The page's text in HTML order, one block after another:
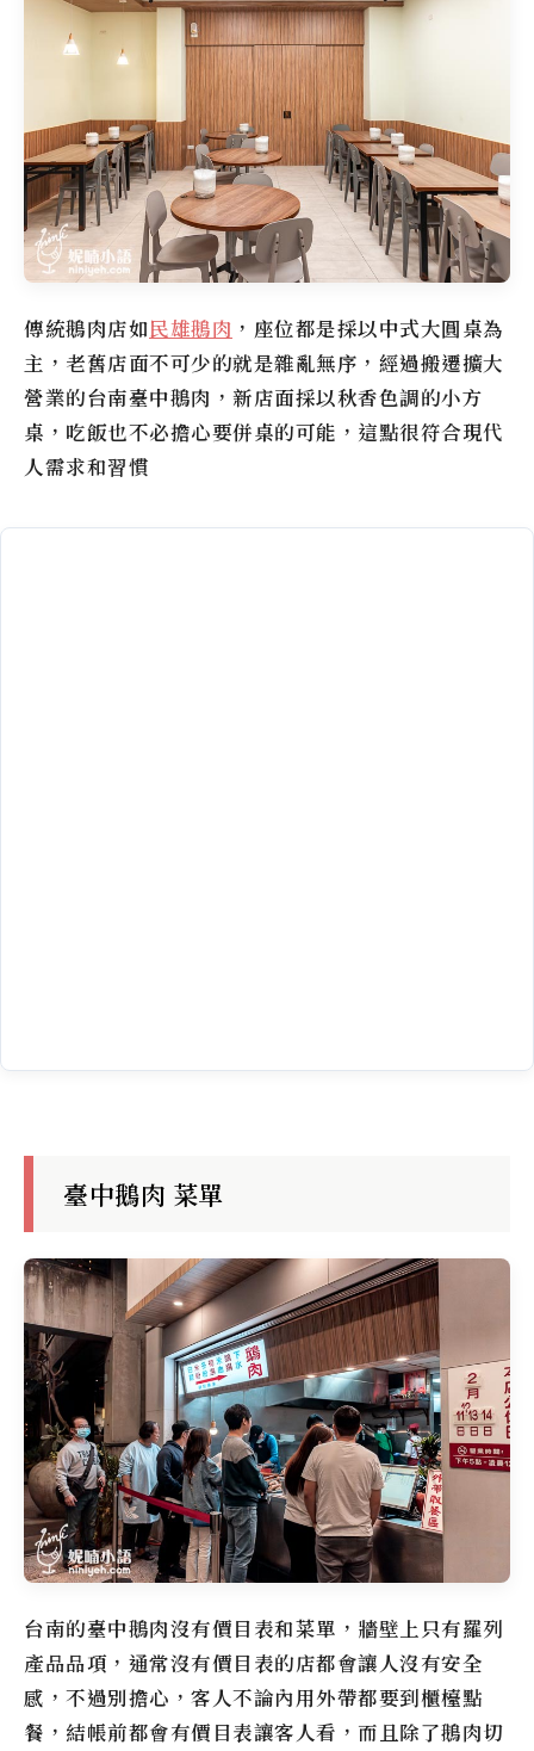
傳統鵝肉店如民雄鵝肉 ，座位都是採以中式大圓桌為
主，老舊店面不可少的就是雜亂無序，經過搬遷擴大
營業的台南臺中鵝肉 ，新店面採以秋香色調的小方
桌，吃飯也不必擔心要併桌的可能，這點很符合現代
人需求和習慣
臺中鵝肉 菜單
台南的臺中鵝肉沒有價目表和菜單，牆壁上只有羅列
產品品項，通常沒有價目表的店都會讓人沒有安全
感，不過別擔心，客人不論內用外帶都要到櫃檯點
餐，結帳前都會有價目表讓客人看，而且除了鵝肉切